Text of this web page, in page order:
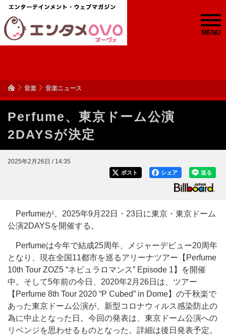
MENU
音楽 音楽ニュース
Perfume、東京ドーム公演
2DAYSが決定
2025年2月26日 / 14:35
送る
シェア
ポスト
Perfumeが、2025年9月22日・23日に東京・東京ドーム
公演2DAYSを開催する。
Perfumeは今年で結成25周年、メジャーデビュー20周年
となり、現在全国11都市を巡るアリーナツアー【Perfume
10th Tour ZOZ5 “ネビュラロマンス” Episode 1】を開催
中。そして5年前の今日、2020年2月26日は、ツアー
【Perfume 8th Tour 2020 “P Cubed” in Dome】の千秋楽で
あった東京ドーム公演が、新型コロナウィルス感染防止の
為に中止となった日。今回の発表は、東京ドーム公演への
リベンジを思わせるものとなった。詳細は後日発表予定。